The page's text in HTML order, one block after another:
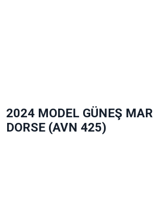
2024 MODEL GÜNEŞ
DORSE (AVN 425)